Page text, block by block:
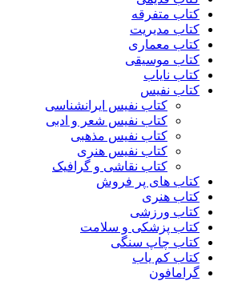
کتاب متفرقه
کتاب مدیریت
کتاب معماری
کتاب موسیقی
کتاب نایاب
کتاب نفیس
کتاب نفیس ایرانشناسی
کتاب نفیس شعر و ادبی
کتاب نفیس مذهبی
کتاب نفیس هنری
کتاب نقاشی و گرافیک
کتاب های پر فروش
کتاب هنری
کتاب ورزشی
کتاب پزشکی و سلامت
کتاب چاپ سنگی
کتاب کم یاب
گرامافون